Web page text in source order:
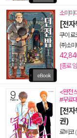
소미미
[전
쿠이 료
㈜소미
[종료
<완전
#무료
[전
권)
로비코(